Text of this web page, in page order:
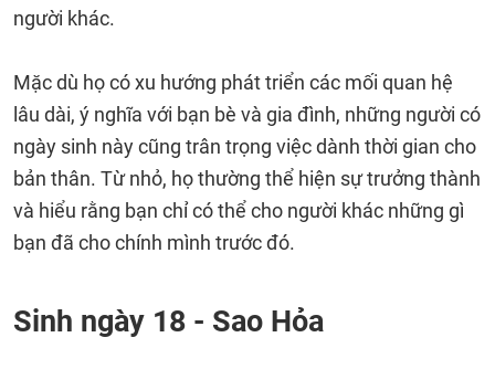
người khác.
Mặc dù họ có xu hướng phát triển các mối quan hệ
lâu dài, ý nghĩa với bạn bè và gia đình, những người có
ngày sinh này cũng trân trọng việc dành thời gian cho
bản thân. Từ nhỏ, họ thường thể hiện sự trưởng thành
và hiểu rằng bạn chỉ có thể cho người khác những gì
bạn đã cho chính mình trước đó.
Sinh ngày 18 - Sao Hỏa